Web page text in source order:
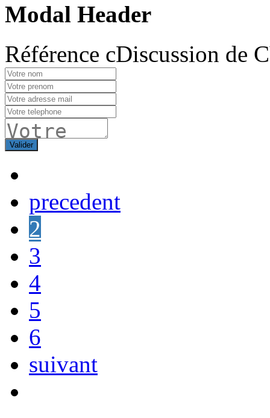
Modal Header
Référence cDiscussion de
Valider
precedent
2
3
4
5
6
suivant